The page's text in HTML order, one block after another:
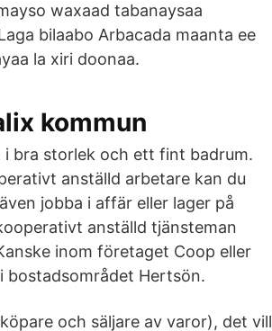
waxaad tabanaysaa
bilaabo Arbacada maanta ee
la xiri doonaa.
kommun
bra storlek och ett fint badrum.
anställd arbetare kan du
jobba i affär eller lager på
anställd tjänsteman
inom företaget Coop eller
bostadsområdet Hertsön.
och säljare av varor), det vill